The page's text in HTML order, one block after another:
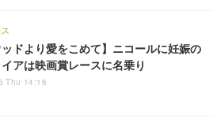
ッドより愛をこめて】ニコールに妊娠の
アは映画賞レースに名乗り
Thu 14:16